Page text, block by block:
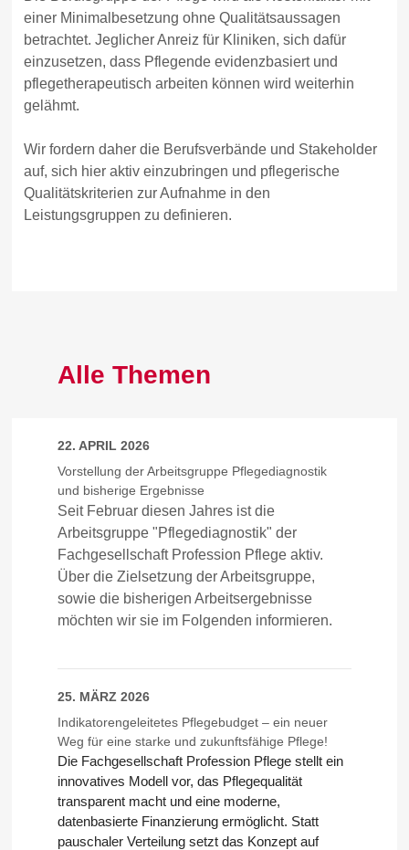
einer Minimalbesetzung ohne Qualitätsaussagen
betrachtet. Jeglicher Anreiz für Kliniken, sich dafür
einzusetzen, dass Pflegende evidenzbasiert und
pflegetherapeutisch arbeiten können wird weiterhin
gelähmt.
Wir fordern daher die Berufsverbände und Stakeholder
auf, sich hier aktiv einzubringen und pflegerische
Qualitätskriterien zur Aufnahme in den
Leistungsgruppen zu definieren.
Alle Themen
22. APRIL 2026
Vorstellung der Arbeitsgruppe Pflegediagnostik
und bisherige Ergebnisse
Seit Februar diesen Jahres ist die
Arbeitsgruppe "Pflegediagnostik" der
Fachgesellschaft Profession Pflege aktiv.
Über die Zielsetzung der Arbeitsgruppe,
sowie die bisherigen Arbeitsergebnisse
möchten wir sie im Folgenden informieren.
25. MÄRZ 2026
Indikatorengeleitetes Pflegebudget – ein neuer
Weg für eine starke und zukunftsfähige Pflege!
Die Fachgesellschaft Profession Pflege stellt ein
innovatives Modell vor, das Pflegequalität
transparent macht und eine moderne,
datenbasierte Finanzierung ermöglicht. Statt
pauschaler Verteilung setzt das Konzept auf